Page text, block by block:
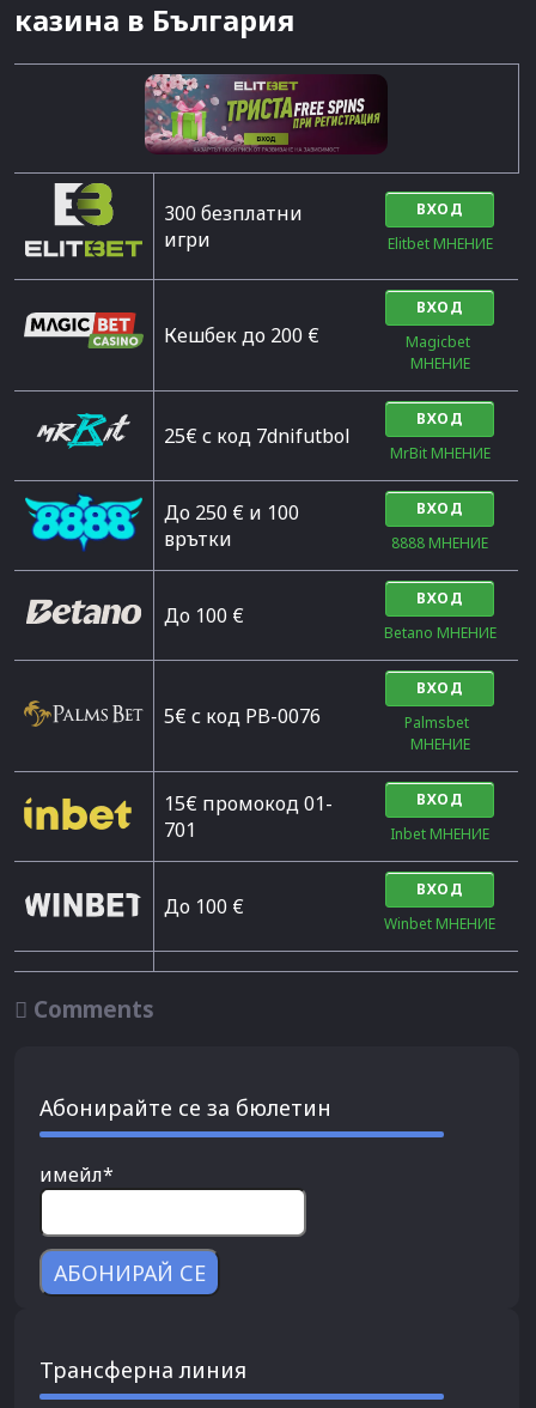
казина в България
300 безплатни
игри
ВХОД
Elitbet МНЕНИЕ
Кешбек до 200 €
ВХОД
Magicbet
МНЕНИЕ
25€ с код 7dnifutbol
ВХОД
MrBit МНЕНИЕ
До 250 € и 100
врътки
ВХОД
8888 МНЕНИЕ
Дo 100 €
ВХОД
Betano МНЕНИЕ
5€ с код PB-0076
ВХОД
Palmsbet
МНЕНИЕ
15€ промокод 01-
701
ВХОД
Inbet МНЕНИЕ
До 100 €
ВХОД
Winbet МНЕНИЕ
 Comments
Абонирайте се за бюлетин
имейл*
Трансферна линия